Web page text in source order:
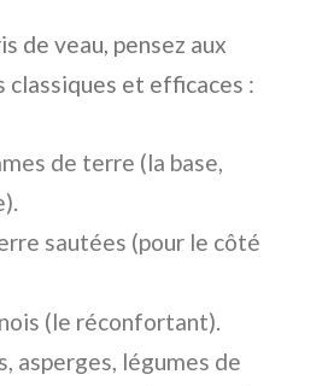
de veau, pensez aux
classiques et efficaces :
de terre (la base,
sautées (pour le côté
(le réconfortant).
asperges, légumes de